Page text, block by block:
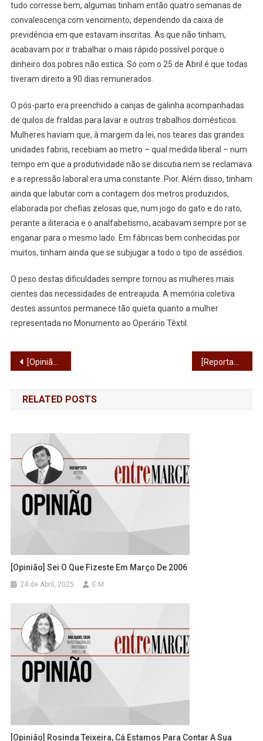
tudo corresse bem, algumas tinham então quatro semanas de
convalescença com vencimento, dependendo da caixa de
previdência em que estavam inscritas. As que não tinham,
acabavam por ir trabalhar o mais rápido possível porque o
dinheiro dos pobres não estica. Só com o 25 de Abril é que todas
tiveram direito a 90 dias remunerados.
O pós-parto era preenchido a canjas de galinha acompanhadas
de quilos de fraldas para lavar e outros trabalhos domésticos.
Mulheres haviam que, à margem da lei, nos teares das grandes
unidades fabris, recebiam ao metro – qual medida liberal – num
tempo em que a produtividade não se discutia nem se reclamava
e a repressão laboral era uma constante. Pior. Além disso, tinham
ainda que labutar com a contagem dos metros produzidos,
elaborada por chefias zelosas que, num jogo do gato e do rato,
perante a iliteracia e o analfabetismo, acabavam sempre por se
enganar para o mesmo lado. Em fábricas bem conhecidas por
muitos, tinham ainda que se subjugar a todo o tipo de assédios.
O peso destas dificuldades sempre tornou as mulheres mais
cientes das necessidades de entreajuda. A memória coletiva
destes assuntos permanece tão quieta quanto a mulher
representada no Monumento ao Operário Têxtil.
Navegação
de
artigos
[Opinião] Relato da Greve Geral [Reportagem] Retratos de quem vai e de quem vem: António Areal
RELATED POSTS
[Opinião] Sei O Que Fizeste Em Março De 2006
24 de Abril, 2025 E.M.
[Opinião] Rosinda Teixeira, Cá Estamos Para Contar A Sua